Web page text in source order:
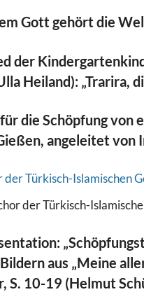
Gott gehört die
der
Heiland): „Trarira,
die Schöpfung von
angeleitet von
der Türkisch-
aus „Meine
S. 10-19 (Helmut